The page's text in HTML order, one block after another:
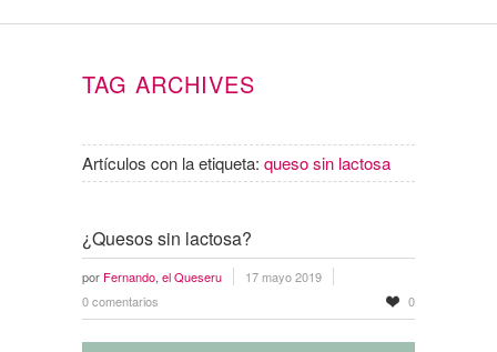
TAG ARCHIVES
Artículos con la etiqueta: queso sin lactosa
¿Quesos sin lactosa?
por Fernando, el Queseru
17 mayo 2019
0 comentarios
0